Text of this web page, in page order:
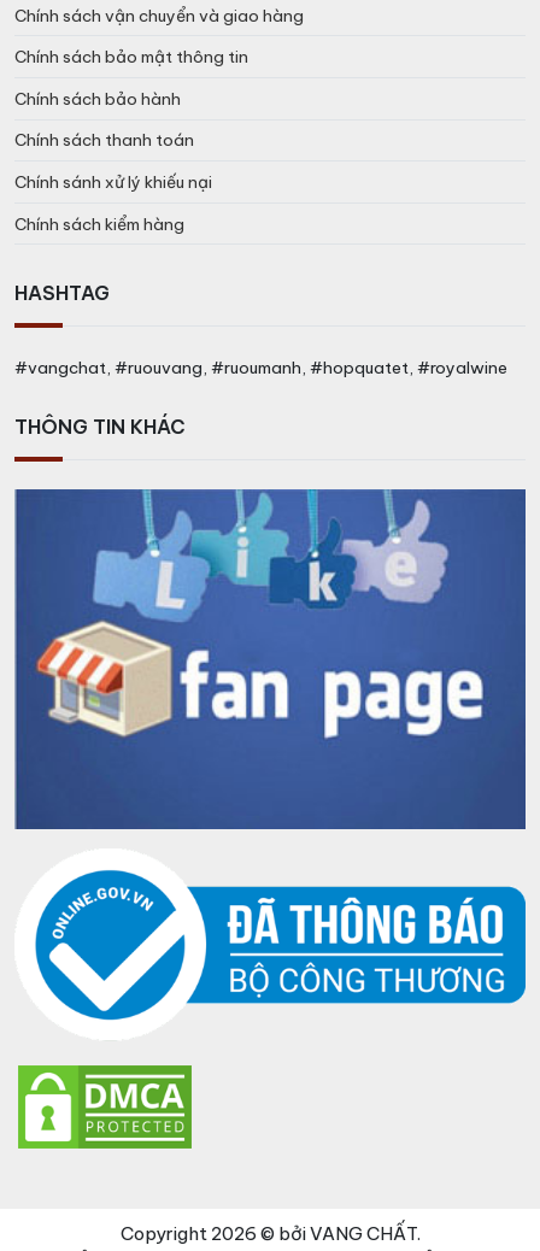
Chính sách vận chuyển và giao hàng
Chính sách bảo mật thông tin
Chính sách bảo hành
Chính sách thanh toán
Chính sánh xử lý khiếu nại
Chính sách kiểm hàng
HASHTAG
#vangchat, #ruouvang, #ruoumanh, #hopquatet, #royalwine
THÔNG TIN KHÁC
Copyright 2026 © bởi VANG CHẤT.